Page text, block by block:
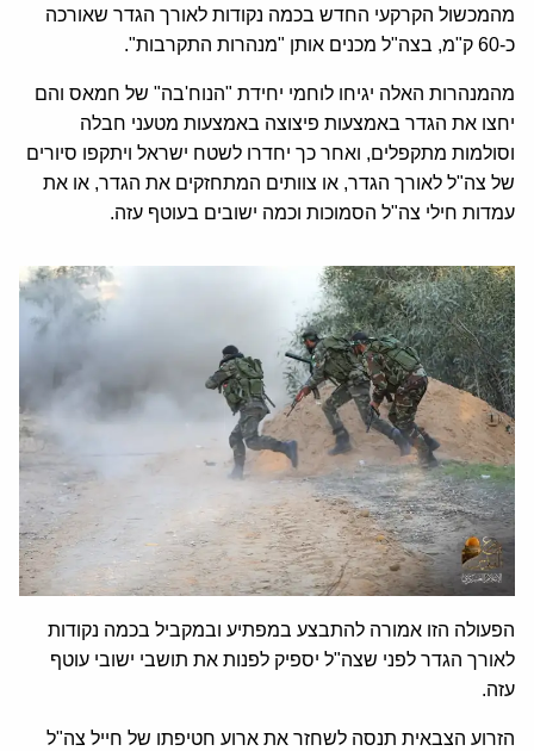
מהמכשול הקרקעי החדש בכמה נקודות לאורך הגדר שאורכה
כ-60 ק"מ, בצה"ל מכנים אותן "מנהרות התקרבות".
מהמנהרות האלה יגיחו לוחמי יחידת "הנוח'בה" של חמאס והם
יחצו את הגדר באמצעות פיצוצה באמצעות מטעני חבלה
וסולמות מתקפלים, ואחר כך יחדרו לשטח ישראל ויתקפו סיורים
של צה"ל לאורך הגדר, או צוותים המתחזקים את הגדר, או את
עמדות חילי צה"ל הסמוכות וכמה ישובים בעוטף עזה.
הפעולה הזו אמורה להתבצע במפתיע ובמקביל בכמה נקודות
לאורך הגדר לפני שצה"ל יספיק לפנות את תושבי ישובי עוטף
עזה.
הזרוע הצבאית תנסה לשחזר את ארוע חטיפתו של חייל צה"ל